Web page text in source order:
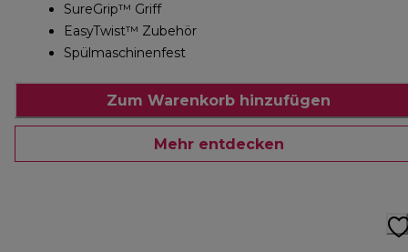
SureGrip™ Griff
EasyTwist™ Zubehör
Spülmaschinenfest
Zum Warenkorb hinzufügen
Mehr entdecken